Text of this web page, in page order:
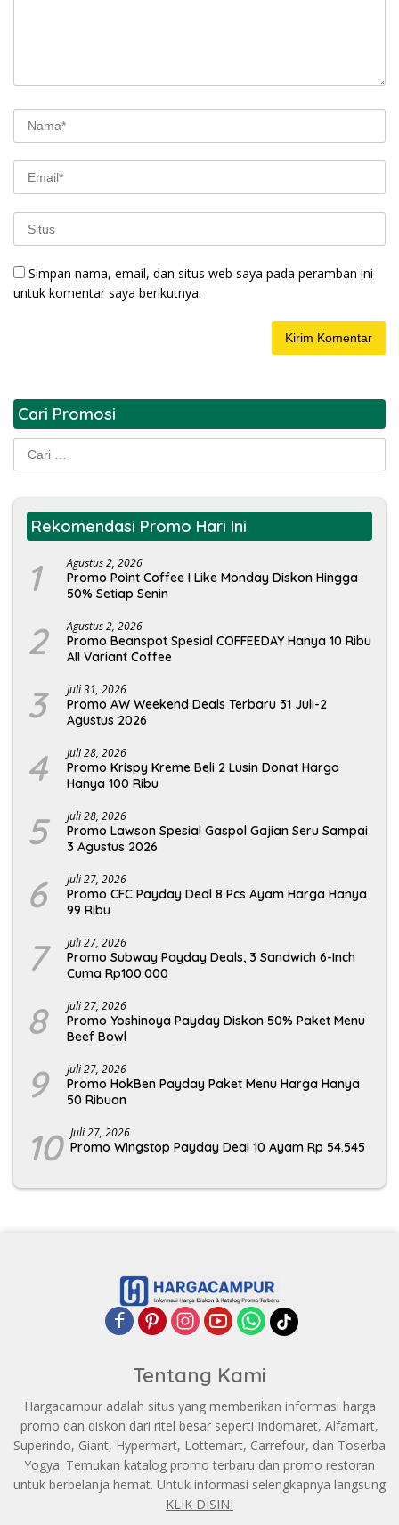
Simpan nama, email, dan situs web saya pada peramban ini
untuk komentar saya berikutnya.
Cari Promosi
Cari
untuk:
Rekomendasi Promo Hari Ini
1 Agustus 2, 2026
Promo Point Coffee I Like Monday Diskon Hingga
50% Setiap Senin
2 Agustus 2, 2026
Promo Beanspot Spesial COFFEEDAY Hanya 10 Ribu
All Variant Coffee
3 Juli 31, 2026
Promo AW Weekend Deals Terbaru 31 Juli-2
Agustus 2026
4 Juli 28, 2026
Promo Krispy Kreme Beli 2 Lusin Donat Harga
Hanya 100 Ribu
5 Juli 28, 2026
Promo Lawson Spesial Gaspol Gajian Seru Sampai
3 Agustus 2026
6 Juli 27, 2026
Promo CFC Payday Deal 8 Pcs Ayam Harga Hanya
99 Ribu
7 Juli 27, 2026
Promo Subway Payday Deals, 3 Sandwich 6-Inch
Cuma Rp100.000
8 Juli 27, 2026
Promo Yoshinoya Payday Diskon 50% Paket Menu
Beef Bowl
9 Juli 27, 2026
Promo HokBen Payday Paket Menu Harga Hanya
50 Ribuan
10 Juli 27, 2026
Promo Wingstop Payday Deal 10 Ayam Rp 54.545
Tentang Kami
Hargacampur adalah situs yang memberikan informasi harga
promo dan diskon dari ritel besar seperti Indomaret, Alfamart,
Superindo, Giant, Hypermart, Lottemart, Carrefour, dan Toserba
Yogya. Temukan katalog promo terbaru dan promo restoran
untuk berbelanja hemat. Untuk informasi selengkapnya langsung
KLIK DISINI